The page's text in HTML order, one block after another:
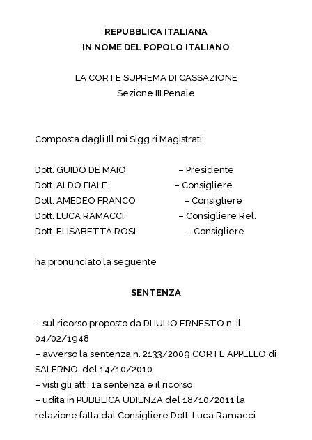
REPUBBLICA ITALIANA
IN NOME DEL POPOLO ITALIANO
LA CORTE SUPREMA DI CASSAZIONE
Sezione III Penale
Composta dagli Ill.mi Sigg.ri Magistrati:
Dott. GUIDO DE MAIO – Presidente
Dott. ALDO FIALE – Consigliere
Dott. AMEDEO FRANCO – Consigliere
Dott. LUCA RAMACCI – Consigliere Rel.
Dott. ELISABETTA ROSI – Consigliere
ha pronunciato la seguente
SENTENZA
– sul ricorso proposto da DI IULIO ERNESTO n. il
04/02/1948
– avverso la sentenza n. 2133/2009 CORTE APPELLO di
SALERNO, del 14/10/2010
– visti gli atti, 1a sentenza e il ricorso
– udita in PUBBLICA UDIENZA del 18/10/2011 la
relazione fatta dal Consigliere Dott. Luca Ramacci